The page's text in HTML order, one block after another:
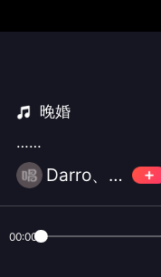
晚婚
……
Darro、苏破门
00:00